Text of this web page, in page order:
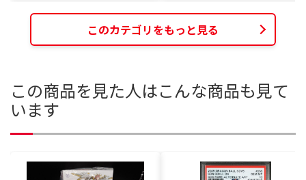
このカテゴリをもっと見る
この商品を見た人はこんな商品も見て
います